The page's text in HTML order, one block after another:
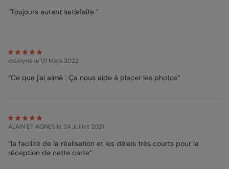
“Toujours autant satisfaite ”
roselyne le 01 Mars 2022
“Ce que j'ai aimé : Ça nous aide à placer les photos”
ALAIN ET AGNES le 24 Juillet 2021
“la facilité de la réalisation et les délais très courts pour la
réception de cette carte”